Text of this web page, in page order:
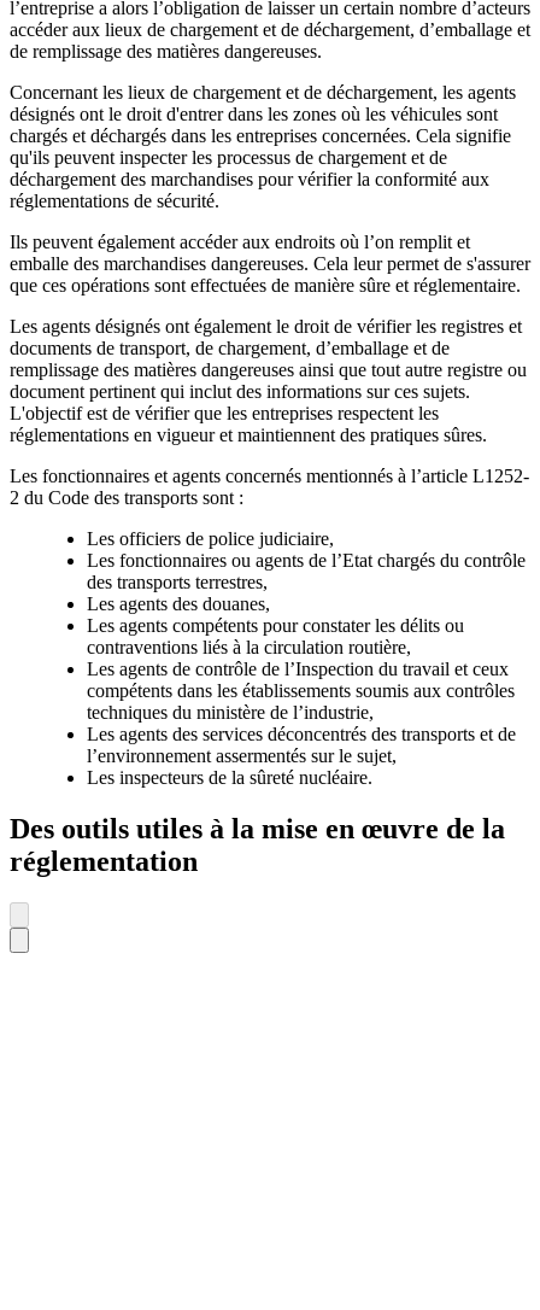
l’entreprise a alors l’obligation de laisser un certain nombre d’acteurs
accéder aux lieux de chargement et de déchargement, d’emballage et
de remplissage des matières dangereuses.
Concernant les lieux de chargement et de déchargement, les agents
désignés ont le droit d'entrer dans les zones où les véhicules sont
chargés et déchargés dans les entreprises concernées. Cela signifie
qu'ils peuvent inspecter les processus de chargement et de
déchargement des marchandises pour vérifier la conformité aux
réglementations de sécurité.
Ils peuvent également accéder aux endroits où l’on remplit et
emballe des marchandises dangereuses. Cela leur permet de s'assurer
que ces opérations sont effectuées de manière sûre et réglementaire.
Les agents désignés ont également le droit de vérifier les registres et
documents de transport, de chargement, d’emballage et de
remplissage des matières dangereuses ainsi que tout autre registre ou
document pertinent qui inclut des informations sur ces sujets.
L'objectif est de vérifier que les entreprises respectent les
réglementations en vigueur et maintiennent des pratiques sûres.
Les fonctionnaires et agents concernés mentionnés à l’article L1252-
2 du Code des transports sont :
Les officiers de police judiciaire,
Les fonctionnaires ou agents de l’Etat chargés du contrôle
des transports terrestres,
Les agents des douanes,
Les agents compétents pour constater les délits ou
contraventions liés à la circulation routière,
Les agents de contrôle de l’Inspection du travail et ceux
compétents dans les établissements soumis aux contrôles
techniques du ministère de l’industrie,
Les agents des services déconcentrés des transports et de
l’environnement assermentés sur le sujet,
Les inspecteurs de la sûreté nucléaire.
Des outils utiles à la mise en œuvre de la
réglementation